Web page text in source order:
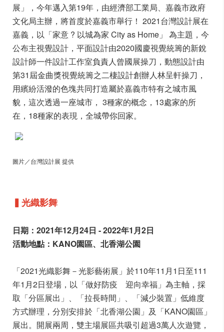
展」，今年邁入第19年，由經濟部工業局、嘉義市政府
文化局主辦，將首度於嘉義市舉行！ 2021台灣設計展在
嘉義，以「家意 ? 以城為家 City as Home」 為主題，今
公布主視覺設計，平面設計由2020國慶視覺統籌的新銳
設計師一件設計工作室負責人曾國展操刀，動態設計由
第31屆金曲獎視覺統籌之二棲設計創辦人林呈軒操刀，
用繽紛活潑的色塊共同打造屬於嘉義市特有之城市風
貌，這次透過一座城市， 3種家的概念，13處家的所
在，18種家的表現，全城帶你回家。
圖片／台灣設計展 提供
▍光織影舞
日期：2021年12月24日 - 2022年1月2日
活動地點：KANO園區、北香湖公園
「2021光織影舞－光影藝術展」於110年11月1日至111
年1月2日登場，以「做好防疫 迎向幸福」為主軸，採
取「分區展出」、「拉長時間」、「減少裝置」低維度
方式辦理，分別安排於「北香湖公園」及「KANO園區」
展出。開展兩周，雙主場展區共吸引超過3萬人次遊覽，